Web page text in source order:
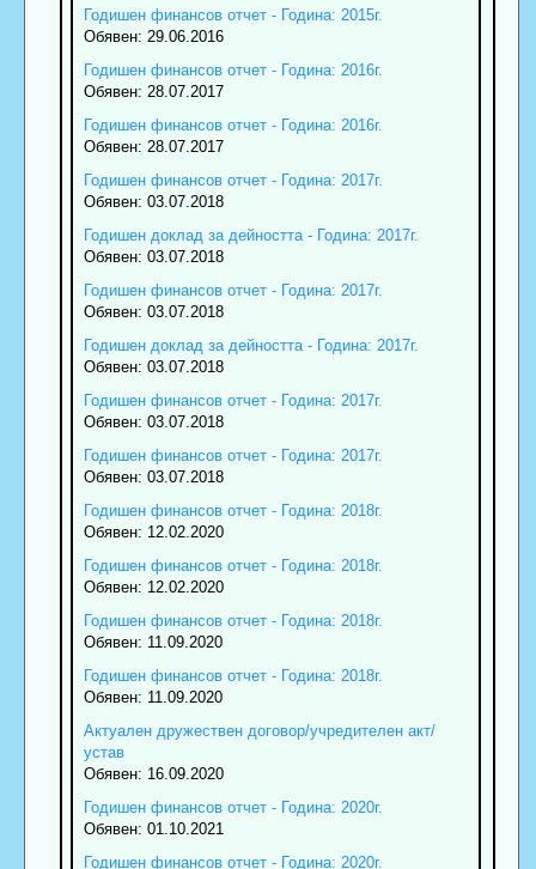
Годишен финансов отчет - Година: 2015г.
Обявен: 29.06.2016
Годишен финансов отчет - Година: 2016г.
Обявен: 28.07.2017
Годишен финансов отчет - Година: 2016г.
Обявен: 28.07.2017
Годишен финансов отчет - Година: 2017г.
Обявен: 03.07.2018
Годишен доклад за дейността - Година: 2017г.
Обявен: 03.07.2018
Годишен финансов отчет - Година: 2017г.
Обявен: 03.07.2018
Годишен доклад за дейността - Година: 2017г.
Обявен: 03.07.2018
Годишен финансов отчет - Година: 2017г.
Обявен: 03.07.2018
Годишен финансов отчет - Година: 2017г.
Обявен: 03.07.2018
Годишен финансов отчет - Година: 2018г.
Обявен: 12.02.2020
Годишен финансов отчет - Година: 2018г.
Обявен: 12.02.2020
Годишен финансов отчет - Година: 2018г.
Обявен: 11.09.2020
Годишен финансов отчет - Година: 2018г.
Обявен: 11.09.2020
Актуален дружествен договор/учредителен акт/
устав
Обявен: 16.09.2020
Годишен финансов отчет - Година: 2020г.
Обявен: 01.10.2021
Годишен финансов отчет - Година: 2020г.